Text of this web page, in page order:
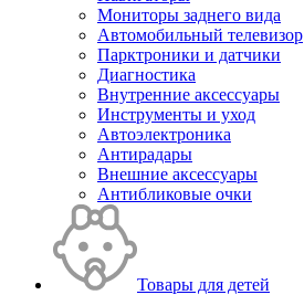
Мониторы заднего вида
Автомобильный телевизор
Парктроники и датчики
Диагностика
Внутренние аксессуары
Инструменты и уход
Автоэлектроника
Антирадары
Внешние аксессуары
Антибликовые очки
Товары для детей